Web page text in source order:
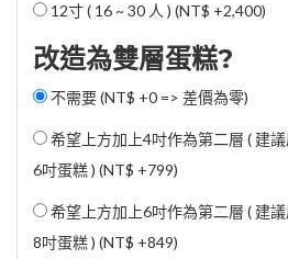
12寸 ( 16 ~ 30 人 ) (NT$ +2,400)
改造為雙層蛋糕?
不需要 (NT$ +0 => 差價為零)
希望上方加上4吋作為第二層 ( 建
6吋蛋糕 ) (NT$ +799)
希望上方加上6吋作為第二層 ( 建
8吋蛋糕 ) (NT$ +849)